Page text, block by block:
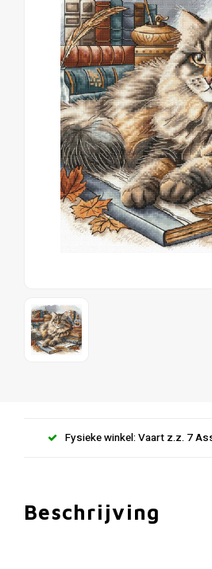
Fysieke winkel: Vaart z.z. 7
Beschrijving